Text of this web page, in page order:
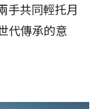
手共同輕托月
代傳承的意